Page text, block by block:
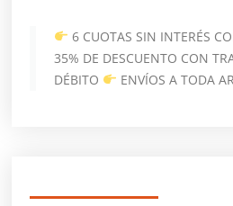
Carbon
Gris
6 CUOTAS SIN INTERÉS
35% DE DESCUENTO CON
DÉBITO
ENVÍOS A TODA